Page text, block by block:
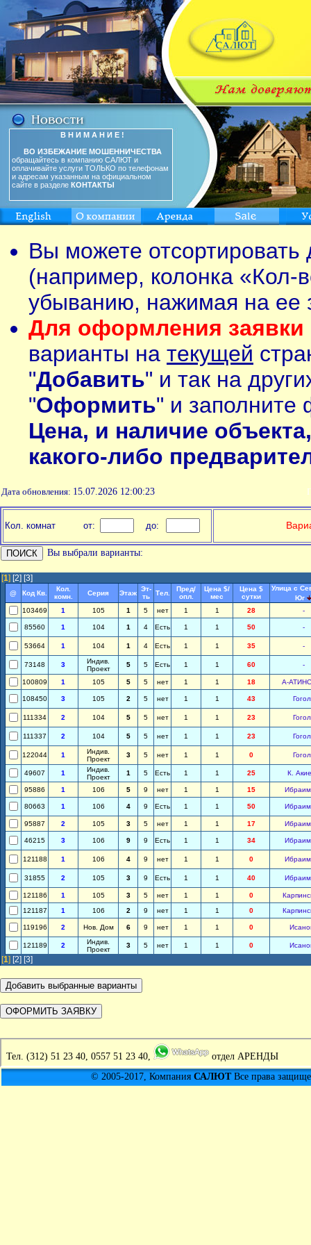
В Н И М А Н И Е !
ВО ИЗБЕЖАНИЕ МОШЕННИЧЕСТВА
обращайтесь в компанию САЛЮТ и
оплачивайте услуги ТОЛЬКО по телефонам
и адресам указанным на официальном
сайте в разделе КОНТАКТЫ
Вы можете
(например, колонка «Кол-
убыванию, нажимая на ее
Для оформления заявки
варианты на текущей
"Добавить" и так на
"Оформить" и заполните
Цена, и наличие
какого-либо
Дата обновления: 15.07.2026 12:00:23
Кол. комнат от: до:
Вы выбрали варианты:
[1] [2] [3]
@ Код Кв.
Кол.
комн.
Серия Этаж
Эт-
ть
Тел.
Пред/
опл.
Цена $/
мес
Цена $
сутки
Улица с
Юг
103469
1 105 1 5 нет 1 1 28 -
85560 1 104 1 4 Есть 1 1 50 -
53664 1 104 1 4 Есть 1 1 35 -
73148 3
Индив.
Проект
5 5 Есть 1 1 60 -
100809 1 105 5 5 нет 1 1 18 А-
108450 3 105 2 5 нет 1 1 43
111334 2 104 5 5 нет 1 1 23
111337 2 104 5 5 нет 1 1 23
122044 1
Индив.
Проект
3 5 нет 1 1 0
49607 1
Индив.
Проект
1 5 Есть 1 1 25 К.
95886 1 106 5 9 нет 1 1 15
80663 1 106 4 9 Есть 1 1 50
95887 2 105 3 5 нет 1 1 17
46215 3 106 9 9 Есть 1 1 34
121188 1 106 4 9 нет 1 1 0
31855 2 105 3 9 Есть 1 1 40
121186 1 105 3 5 нет 1 1 0
121187
1 106 2 9 нет 1 1 0
119196 2 Нов. Дом 6 9 нет 1 1 0
121189 2
Индив.
Проект
3 5 нет 1 1 0
[1] [2] [3]
Тел. (312) 51 23 40, 0557 51 23 40,
отдел АРЕНДЫ
© 2005-2017, Компания САЛЮТВсе права